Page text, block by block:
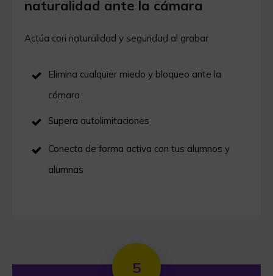
naturalidad ante la cámara
Actúa con naturalidad y seguridad al grabar
Elimina cualquier miedo y bloqueo ante la
cámara
Supera autolimitaciones
Conecta de forma activa con tus alumnos y
alumnas
5